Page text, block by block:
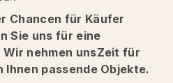
Chancen für Käufer
Sie uns für eine
nehmen unsZeit für
Ihnen passende Objekte.